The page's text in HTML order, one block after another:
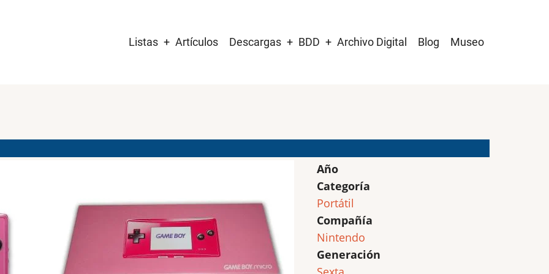
navigation
Listas Artículos Descargas BDD Archivo Digital Blog Museo
Año
Categoría
Portátil
Compañía
Nintendo
Generación